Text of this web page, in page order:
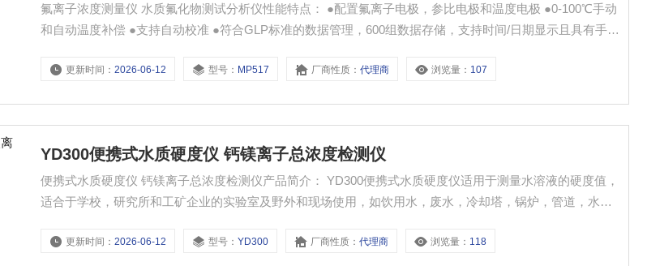
​氟离子浓度测量仪 水质氟化物测试分析仪性能特点： ●配置氟离子电极，参比电极和温度电极 ●0-100℃手动
和自动温度补偿 ●支持自动校准 ●符合GLP标准的数据管理，600组数据存储，支持时间/日期显示且具有手
式 ●可切换四种离子浓度单位：pX、mol/L、mg/L和ppm
更新时间：2026-06-12 型号： MP517 厂商性质：代理商 浏览量： 107
YD300便携式水质硬度仪 钙镁离子总浓度检测仪
便携式水质硬度仪 钙镁离子总浓度检测仪产品简介： YD300便携式水质硬度仪适用于测量水溶液的硬度值，
适合于学校，研究所和工矿企业的实验室及野外和现场使用，如饮用水，废水，冷却塔，锅炉，管道，水产
和测量数据准确性。IP57防水保护，可以在恶劣的环境条件下使用；电池供电；坚固的手提箱，
更新时间：2026-06-12 型号：YD300 厂商性质：代理商 浏览量： 118